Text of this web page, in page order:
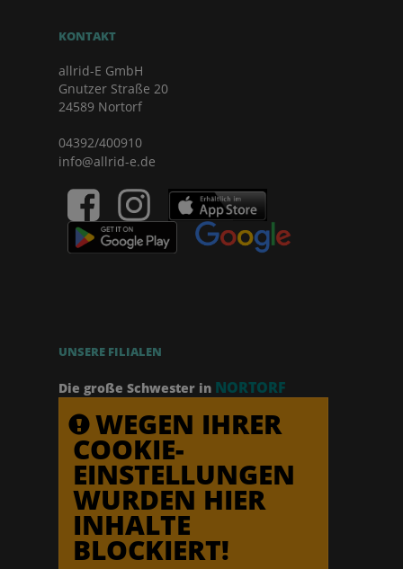
KONTAKT
allrid-E GmbH
Gnutzer Straße 20
24589 Nortorf
04392/400910
info@allrid-e.de
UNSERE FILIALEN
Die große Schwester in NORTORF
WEGEN IHRER
COOKIE-
EINSTELLUNGEN
WURDEN HIER
INHALTE
BLOCKIERT!